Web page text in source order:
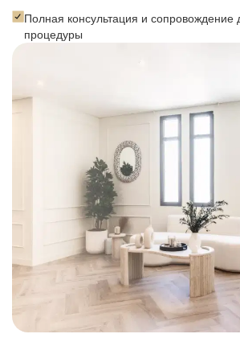
Полная консультация и сопровождение
процедуры